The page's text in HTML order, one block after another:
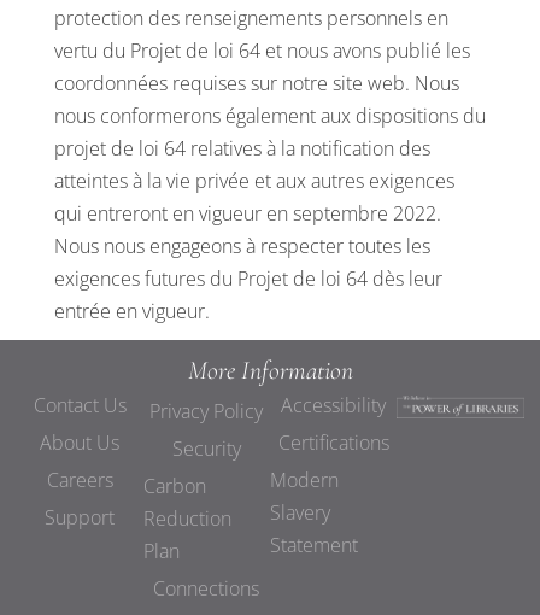
protection des renseignements personnels en
vertu du Projet de loi 64 et nous avons publié les
coordonnées requises sur notre site web. Nous
nous conformerons également aux dispositions du
projet de loi 64 relatives à la notification des
atteintes à la vie privée et aux autres exigences
qui entreront en vigueur en septembre 2022.
Nous nous engageons à respecter toutes les
exigences futures du Projet de loi 64 dès leur
entrée en vigueur.
More Information
Contact Us
About Us
Careers
Support
Privacy Policy
Security
Carbon
Reduction
Plan
Connections
Accessibility
Certifications
Modern
Slavery
Statement